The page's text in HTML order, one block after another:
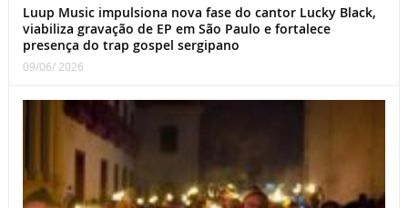
Luup Music impulsiona nova fase do cantor Lucky Black,
viabiliza gravação de EP em São Paulo e fortalece
presença do trap gospel sergipano
09/06/ 2026